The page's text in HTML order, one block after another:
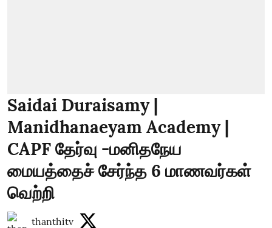
Saidai Duraisamy |
Manidhanaeyam Academy |
CAPF தேர்வு -மனிதநேய
மையத்தைச் சேர்ந்த 6 மாணவர்கள்
வெற்றி
thanthitv